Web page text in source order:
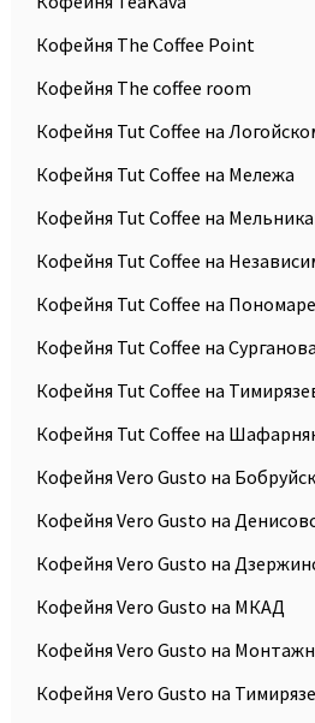
Кофейня The Coffee Point
Кофейня The coffee room
Кофейня Tut Coffee на
Кофейня Tut Coffee на Мележа
Кофейня Tut Coffee на
Кофейня Tut Coffee на
Кофейня Tut Coffee на
Кофейня Tut Coffee на Сурганова
Кофейня Tut Coffee на
Кофейня Tut Coffee на
Кофейня Vero Gusto на
Кофейня Vero Gusto на
Кофейня Vero Gusto на
Кофейня Vero Gusto на МКАД
Кофейня Vero Gusto на
Кофейня Vero Gusto на